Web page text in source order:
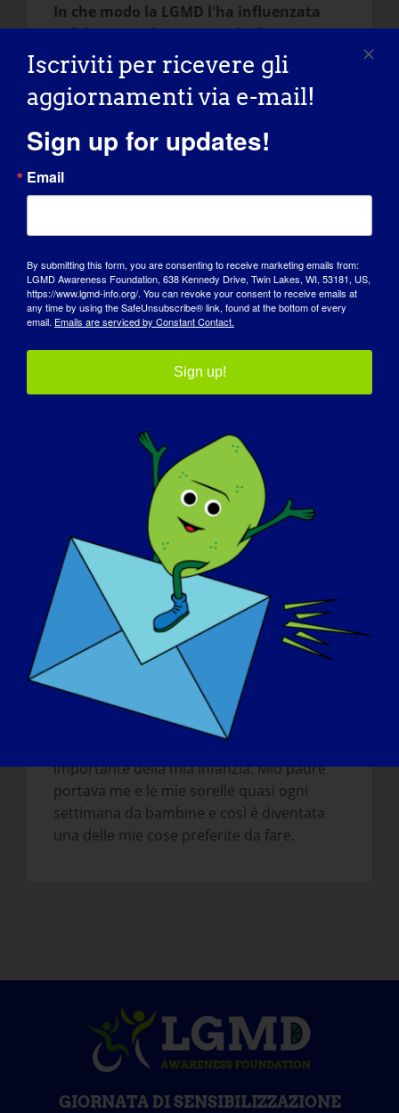
In che modo la LGMD l'ha influenzata
nel diventare la persona che è oggi:
Ha sicuramente plasmato la mia
personalità e ciò che sono. La mia
determinazione a dimostrare agli altri che
passionale deriva dal fatto che ho lottato
che questa malattia mi ha trasformato
nella Maria che tutti conoscono.
Voglio che le persone sappiano che è
esiste un trattamento o una cura. Inoltre,
voglio gridare dalle cime delle montagne
che non si tratta di SM!
Se la vostra LGMD potesse essere
"curata" domani, quale sarebbe la prima
cosa che vorreste fare?:
Correrei a prendere i miei cinque nipoti.
Andrei al centro commerciale e sceglierei
un vestito senza dovermi preoccupare di
essere troppo magra per entrare in
qualcosa. E poi, probabilmente, andrei a
giocare a putt putt. È sicuramente una
cosa che mi manca e che era una parte
importante della mia infanzia. Mio padre
portava me e le mie sorelle quasi ogni
settimana da bambine e così è diventata
una delle mie cose preferite da fare.
GIORNATA DI SENSIBILIZZAZIONE
Iscriviti per ricevere gli
aggiornamenti via e-mail!
Sign up for updates!
Email
By submitting this form, you are consenting to receive marketing emails from:
LGMD Awareness Foundation, 638 Kennedy Drive, Twin Lakes, WI, 53181, US,
https://www.lgmd-info.org/. You can revoke your consent to receive emails at
any time by using the SafeUnsubscribe® link, found at the bottom of every
email. Emails are serviced by Constant Contact.
Sign up!